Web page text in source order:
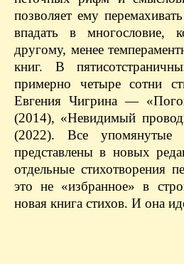
позволяет ему
впадать в многословие,
другому, менее
книг. В
примерно четыре сотни
Евгения Чигрина —
(2014), «Невидимый
(2022). Все упомянутые
представлены в новых
отдельные стихотворения
это не «избранное» в
новая книга стихов. И она